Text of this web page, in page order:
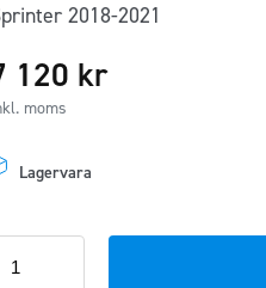
2018-2021
120 kr
moms
Lagervara